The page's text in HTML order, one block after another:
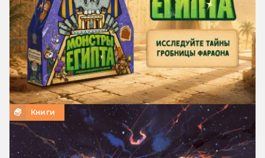
Книги